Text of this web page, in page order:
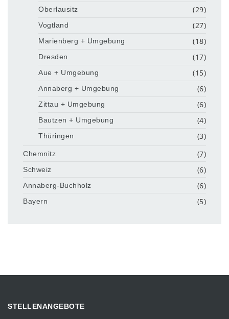
Oberlausitz (29)
Vogtland (27)
Marienberg + Umgebung (18)
Dresden (17)
Aue + Umgebung (15)
Annaberg + Umgebung (6)
Zittau + Umgebung (6)
Bautzen + Umgebung (4)
Thüringen (3)
Chemnitz (7)
Schweiz (6)
Annaberg-Buchholz (6)
Bayern (5)
STELLENANGEBOTE